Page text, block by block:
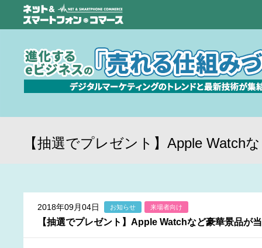
【抽選でプレゼント】Apple Watch
2018年09月04日 お知らせ 来場者向け
【抽選でプレゼント】Apple Watchなど豪華景品が